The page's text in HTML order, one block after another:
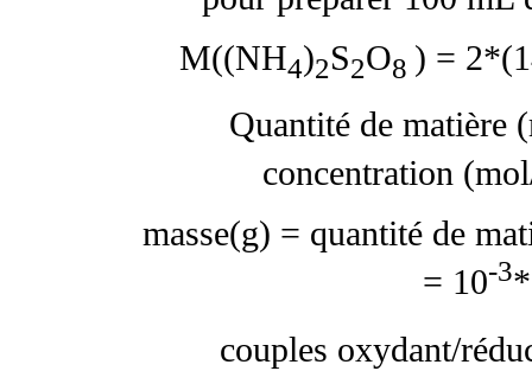
M((NH4)2S2O8 ) =
Quantité de
concentration
masse(g) = quantité de
= 10-3
couples oxydant/